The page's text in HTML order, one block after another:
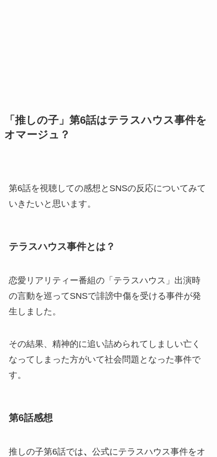
「推しの子」第6話はテラスハウス事件を
オマージュ？
第6話を視聴しての感想とSNSの反応についてみて
いきたいと思います。
テラスハウス事件とは？
恋愛リアリティー番組の「テラスハウス」出演時
の言動を巡ってSNSで誹謗中傷を受ける事件が発
生しました。
その結果、精神的に追い詰められてしましい亡く
なってしまった方がいて社会問題となった事件で
す。
第6話感想
推しの子第6話では、 公式にテラスハウス事件をオ